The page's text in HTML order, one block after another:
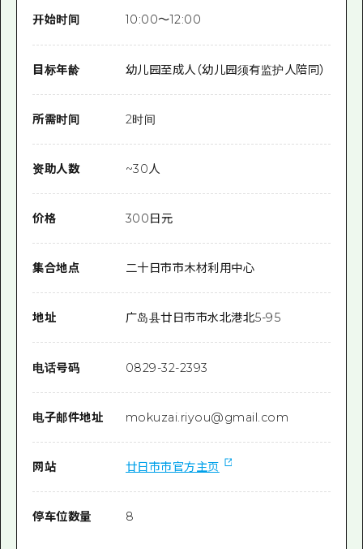
开始时间 10:00～12:00
目标年龄 幼儿园至成人（幼儿园须有监护人陪同）
所需时间 2时间
资助人数 ~30人
价格 300日元
集合地点 二十日市市木材利用中心
地址 广岛县廿日市市水北港北5-95
电话号码 0829-32-2393
电子邮件地址 mokuzai.riyou@gmail.com
网站 廿日市市官方主页
停车位数量 8